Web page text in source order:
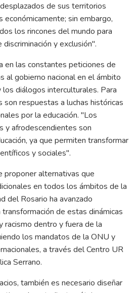
de sus territorios
económicamente; sin embargo,
los rincones del mundo para
y exclusión".
en las constantes peticiones de
al gobierno nacional en el ámbito
los diálogos interculturales. Para
son respuestas a luchas históricas
por la educación. "Los
y afrodescendientes son
ya que permiten transformar
y sociales".
proponer alternativas que
en todos los ámbitos de la
del Rosario ha avanzado
de estas dinámicas
racismo dentro y fuera de la
los mandatos de la ONU y
a través del Centro UR
Serrano.
también es necesario diseñar